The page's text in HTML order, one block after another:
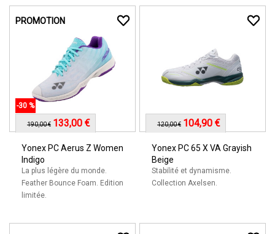
PROMOTION
Yonex PC Aerus Z Women
Indigo
La plus légère du monde.
Feather Bounce Foam. Edition
limitée.
-30 %
190,00 € 133,00 €
Yonex PC 65 X VA Grayish
Beige
Stabilité et dynamisme.
Collection Axelsen.
120,00 € 104,90 €